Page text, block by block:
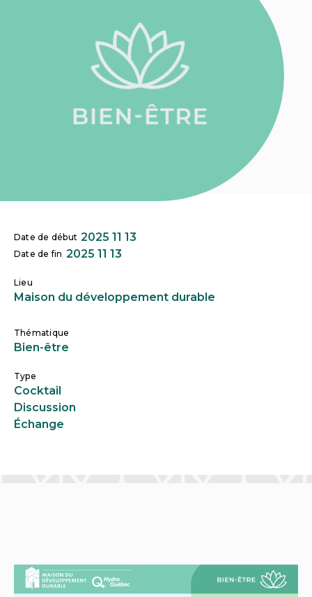
Date de début 2025 11 13
Date de fin 2025 11 13
Lieu
Maison du développement durable
Thématique
Bien-être
Type
Cocktail
Discussion
Échange